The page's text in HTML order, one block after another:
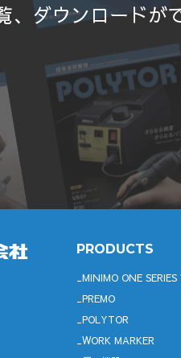
ダウンロードが
PRODUCTS
MINIMO ONE SERIES
PREMO
POLYTOR
WORK MARKER